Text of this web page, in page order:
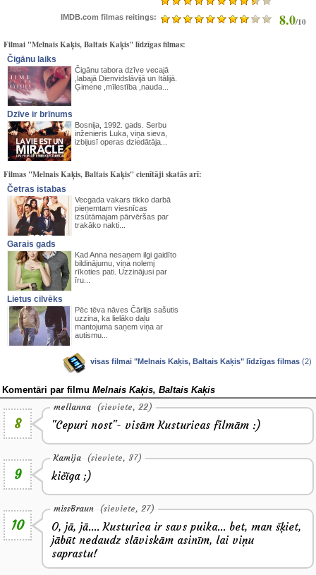
IMDB.com filmas reitings: 8.0/10
Filmai "Melnais Kaķis, Baltais Kaķis" līdzīgas filmas:
Čigānu laiks
Čigānu tabora dzīve vecajā
,labajā Dienvidslāvijā un Itālijā.
Ģimene ,mīlestība ,nauda...
Dzīve ir brīnums
Bosnija, 1992. gads. Serbu
inženieris Luka, viņa sieva,
izbijusī operas dziedātāja...
Filmas "Melnais Kaķis, Baltais Kaķis" cienītāji skatās arī:
Četras istabas
Vecgada vakars tikko darbā
pieņemtam viesnīcas
izsūtāmajam pārvēršas par
trakāko nakti...
Garais gads
Kad Anna nesaņem ilgi gaidīto
bildinājumu, viņa nolemj
rīkoties pati. Uzzinājusi par
īru...
Lietus cilvēks
Pēc tēva nāves Čārlijs sašutis
uzzina, ka lielāko daļu
mantojuma saņem viņa ar
autismu...
visas filmai "Melnais Kaķis, Baltais Kaķis" līdzīgas filmas (2)
Komentāri par filmu Melnais Kaķis, Baltais Kaķis
8
mellanna (sieviete, 22)
"Cepuri nost"- visām Kusturicas filmām :)
9
Kamija (sieviete, 37)
kičīga ;)
10
missBraun (sieviete, 27)
O, jā, jā.... Kusturica ir savs puika... bet, man šķiet,
jābūt nedaudz slāviskām asinīm, lai viņu
saprastu!